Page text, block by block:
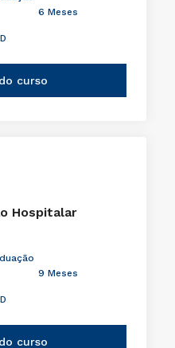
6 Meses
curso
Hospitalar
9 Meses
curso